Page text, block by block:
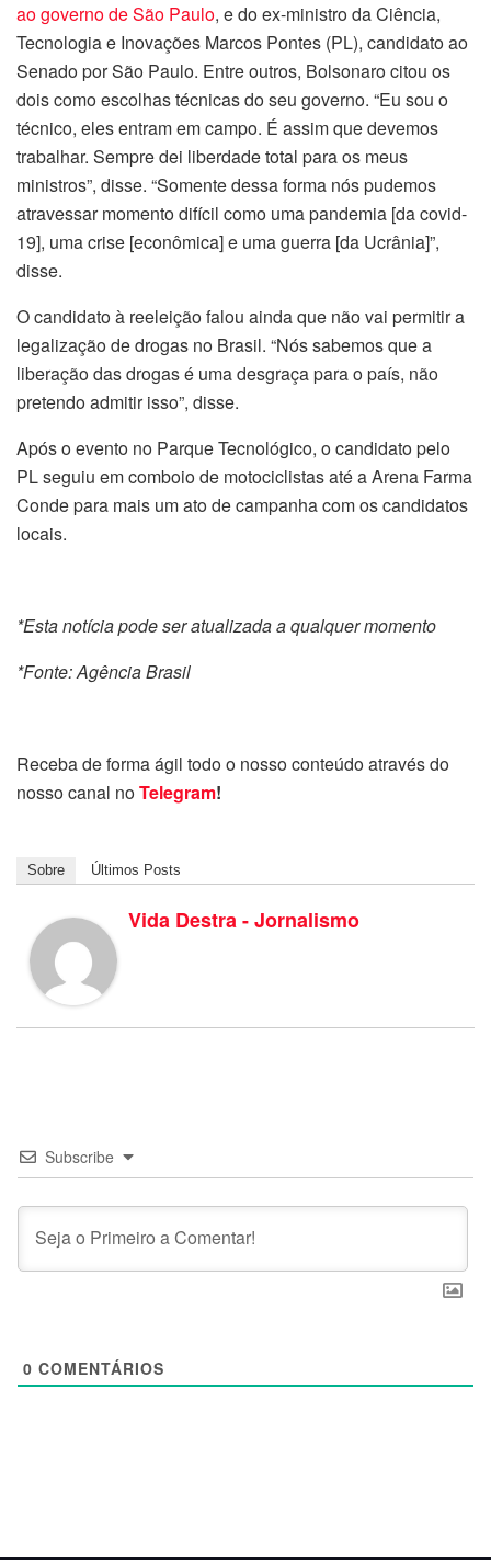
ao governo de São Paulo, e do ex-ministro da Ciência,
Tecnologia e Inovações Marcos Pontes (PL), candidato ao
Senado por São Paulo. Entre outros, Bolsonaro citou os
dois como escolhas técnicas do seu governo. “Eu sou o
técnico, eles entram em campo. É assim que devemos
trabalhar. Sempre dei liberdade total para os meus
ministros”, disse. “Somente dessa forma nós pudemos
atravessar momento difícil como uma pandemia [da covid-
19], uma crise [econômica] e uma guerra [da Ucrânia]”,
disse.
O candidato à reeleição falou ainda que não vai permitir a
legalização de drogas no Brasil. “Nós sabemos que a
liberação das drogas é uma desgraça para o país, não
pretendo admitir isso”, disse.
Após o evento no Parque Tecnológico, o candidato pelo
PL seguiu em comboio de motociclistas até a Arena Farma
Conde para mais um ato de campanha com os candidatos
locais.
*Esta notícia pode ser atualizada a qualquer momento
*Fonte: Agência Brasil
Receba de forma ágil todo o nosso conteúdo através do
nosso canal noTelegram!
Sobre Últimos Posts
Vida Destra - Jornalismo
Subscribe
0 COMENTÁRIOS